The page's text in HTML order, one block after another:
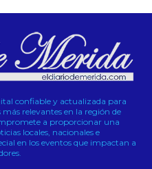
confiable y actualizada para
relevantes en la región de
a proporcionar una
locales, nacionales e
en los eventos que impactan a